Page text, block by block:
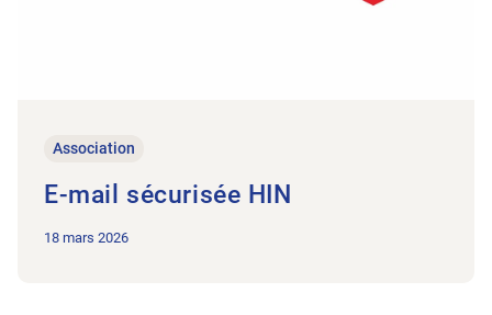
Association
E-mail sécurisée HIN
18 mars 2026